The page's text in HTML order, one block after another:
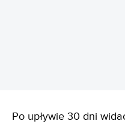
Po upływie 30 dni